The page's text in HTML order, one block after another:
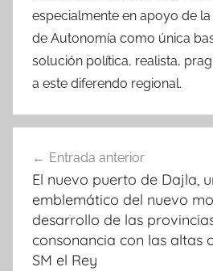
especialmente en apoyo de
de Autonomía como única
solución política, realista,
a este diferendo regional.
de
entradas
Entrada anterior
El nuevo puerto de Dajla,
emblemático del nuevo
desarrollo de las
consonancia con las altas
SM el Rey